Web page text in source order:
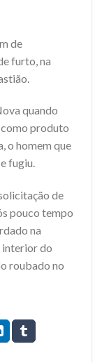
de
furto, na
quando
como produto
o homem que
fugiu.
de
pouco tempo
na
interior do
roubado no